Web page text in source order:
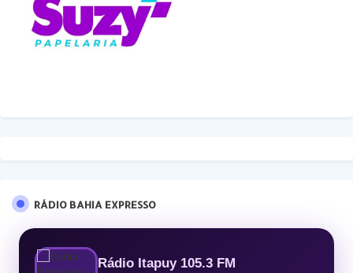
RÁDIO BAHIA EXPRESSO
Rádio Itapuy 105.3 FM